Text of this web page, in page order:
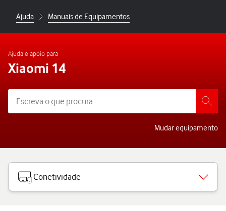
Ajuda Manuais de Equipamentos
Ajuda e apoio para
Xiaomi 14
Mudar equipamento
Conetividade